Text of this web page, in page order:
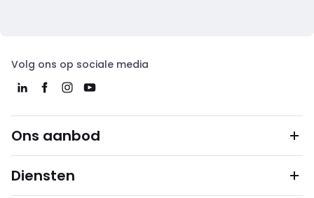
Volg ons op sociale media
Ons aanbod
Diensten